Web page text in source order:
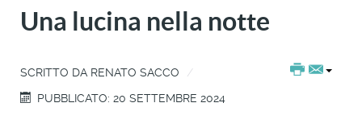
Una lucina nella notte
SCRITTO DA RENATO SACCO
PUBBLICATO: 20 SETTEMBRE 2024